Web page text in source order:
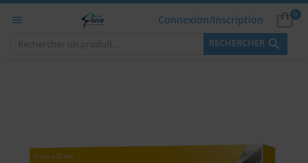
 0
Connexion/Inscription
RECHERCHER 